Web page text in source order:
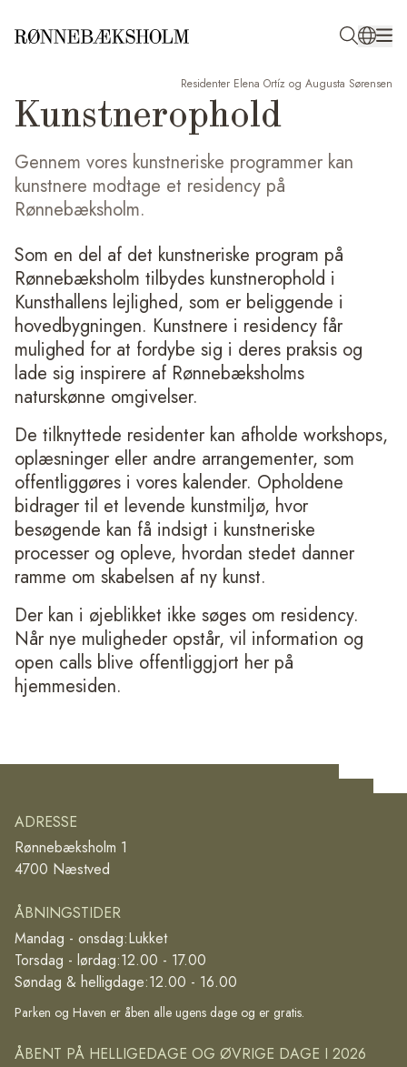
Residenter Elena Ortíz og Augusta Sørensen
Kunstnerophold
Gennem vores kunstneriske programmer kan
kunstnere modtage et residency på
Rønnebæksholm.
Som en del af det kunstneriske program på
Rønnebæksholm tilbydes kunstnerophold i
Kunsthallens lejlighed, som er beliggende i
hovedbygningen. Kunstnere i residency får
mulighed for at fordybe sig i deres praksis og
lade sig inspirere af Rønnebæksholms
naturskønne omgivelser.
De tilknyttede residenter kan afholde workshops,
oplæsninger eller andre arrangementer, som
offentliggøres i vores kalender. Opholdene
bidrager til et levende kunstmiljø, hvor
besøgende kan få indsigt i kunstneriske
processer og opleve, hvordan stedet danner
ramme om skabelsen af ny kunst.
Der kan i øjeblikket ikke søges om residency.
Når nye muligheder opstår, vil information og
open calls blive offentliggjort her på
hjemmesiden.
ADRESSE
Rønnebæksholm 1
4700 Næstved
ÅBNINGSTIDER
Mandag - onsdag:Lukket
Torsdag - lørdag:12.00 - 17.00
Søndag & helligdage:12.00 - 16.00
Parken og Haven er åben alle ugens dage og er gratis.
ÅBENT PÅ HELLIGEDAGE OG ØVRIGE DAGE I 2026